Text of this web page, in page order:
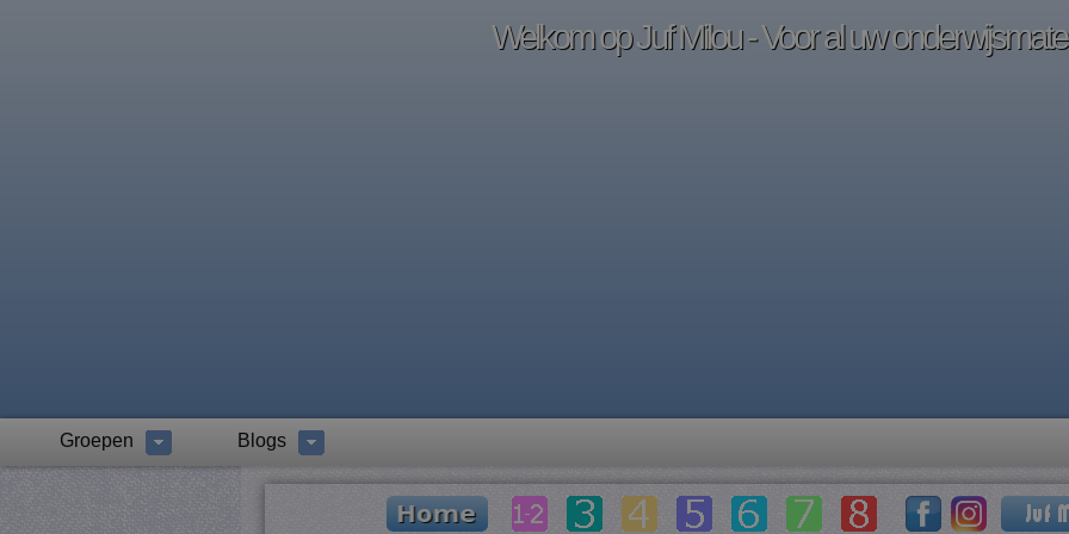
Welkom op Juf Milou - Voor al uw
Groepen Blogs